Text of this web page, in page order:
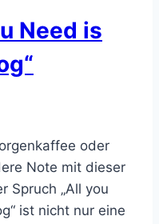
Need is
oder
Note mit dieser
Spruch „All you
ist nicht nur eine